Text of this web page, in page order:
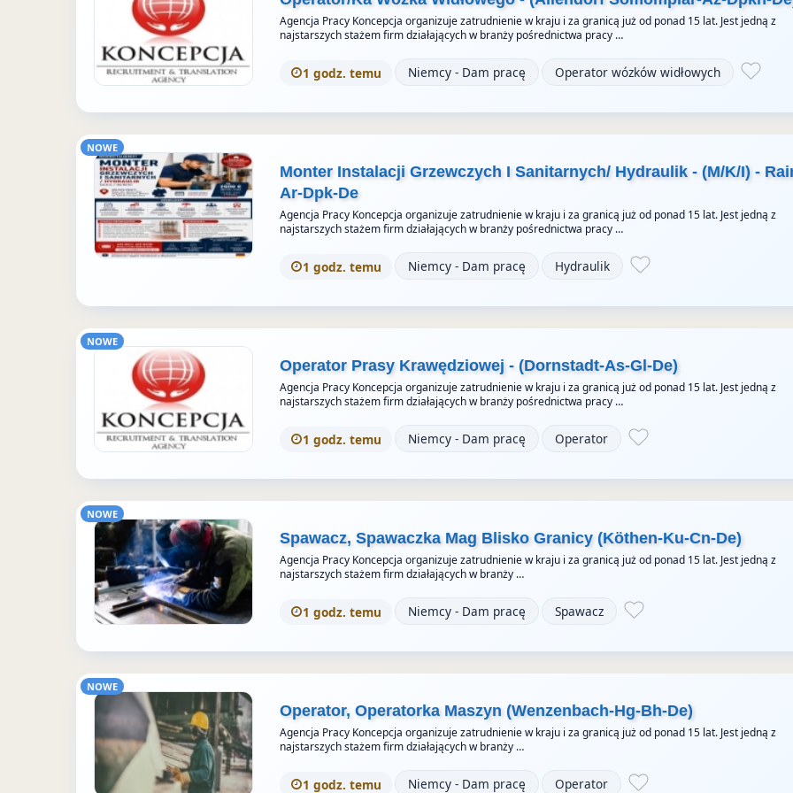
Agencja Pracy Koncepcja organizuje zatrudnienie w kraju i za granicą już od ponad 15 lat. Jest jedną z
najstarszych stażem firm działających w branży pośrednictwa pracy …
1 godz. temu Niemcy - Dam pracę Operator wózków widłowych
NOWE
Monter Instalacji Grzewczych I Sanitarnych/ Hydraulik - (M/K/I) -
Ar-Dpk-De
Agencja Pracy Koncepcja organizuje zatrudnienie w kraju i za granicą już od ponad 15 lat. Jest jedną z
najstarszych stażem firm działających w branży pośrednictwa pracy …
1 godz. temu Niemcy - Dam pracę Hydraulik
NOWE
Operator Prasy Krawędziowej - (Dornstadt-As-Gl-De)
Agencja Pracy Koncepcja organizuje zatrudnienie w kraju i za granicą już od ponad 15 lat. Jest jedną z
najstarszych stażem firm działających w branży pośrednictwa pracy …
1 godz. temu Niemcy - Dam pracę Operator
NOWE
Spawacz, Spawaczka Mag Blisko Granicy (Köthen-Ku-Cn-De)
Agencja Pracy Koncepcja organizuje zatrudnienie w kraju i za granicą już od ponad 15 lat. Jest jedną z
najstarszych stażem firm działających w branży …
1 godz. temu Niemcy - Dam pracę Spawacz
NOWE
Operator, Operatorka Maszyn (Wenzenbach-Hg-Bh-De)
Agencja Pracy Koncepcja organizuje zatrudnienie w kraju i za granicą już od ponad 15 lat. Jest jedną z
najstarszych stażem firm działających w branży …
1 godz. temu Niemcy - Dam pracę Operator